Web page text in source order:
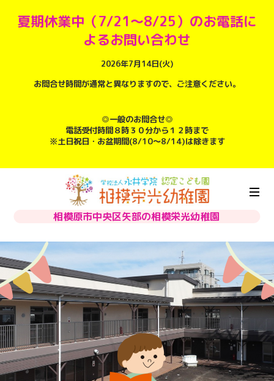
夏期休業中（7/21～8/25）のお電話に
よるお問い合わせ
2026年7月14日(火)
お問合せ時間が通常と異なりますので、ご注意ください。
◎一般のお問合せ◎
電話受付時間８時３０分から１２時まで
※土日祝日・お盆期間(8/10～8/14)は除きます
相模原市中央区矢部の相模栄光幼稚園